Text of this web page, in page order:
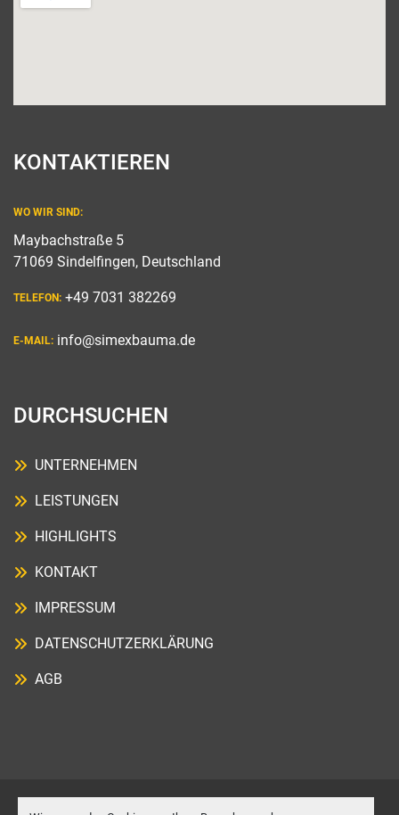
KONTAKTIEREN
WO WIR SIND:
Maybachstraße 5
71069 Sindelfingen, Deutschland
TELEFON: +49 7031 382269
E-MAIL: info@simexbauma.de
DURCHSUCHEN
UNTERNEHMEN
LEISTUNGEN
HIGHLIGHTS
KONTAKT
IMPRESSUM
DATENSCHUTZERKLÄRUNG
AGB